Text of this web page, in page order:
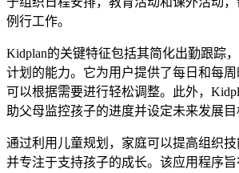
例行工作。
Kidplan的关键特征包括其简化出勤跟踪
计划的能力。它为用户提供了每日和每周
可以根据需要进行轻松调整。此外，
助父母监控孩子的进度并设定未来发展目
通过利用儿童规划，家庭可以提高组织技
并专注于支持孩子的成长。该应用程序